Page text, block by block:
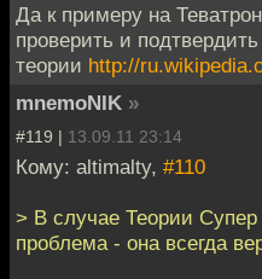
Да к примеру на
проверить и
теории http://
mnemoNIK »
#119 | 13.09.11 23:14
Кому: altimalty, #110
> В случае Теории Супер
проблема - она всегда